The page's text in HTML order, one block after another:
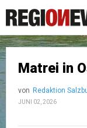
Matrei in
von Redaktion
JUNI 02, 2026